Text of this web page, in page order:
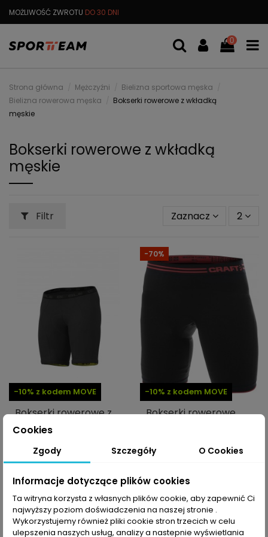
MOŻLIWOŚĆ ZWROTU DO 30 DNI
0
Strona główna Mężczyźni
Bielizna sportowa męska
Bielizna rowerowa męska
Bokserki rowerowe z wkładką
męskie
Bokserki rowerowe z wkładką
męskie
Filtr Zaznacz 2
-10% z kodem MOVE
Bokserki rowerowe z
wkładką męskie Alé
Cycling Off Road
Enduro Padded Liner
264,99 PLN
-10% z kodem MOVE
-70%
Bokserki rowerowe
57,00 PLN
189,99 PLN
Cookies
Zgody Szczegóły O Cookies
Informacje dotyczące plików cookies
Ta witryna korzysta z własnych plików cookie, aby zapewnić Ci
najwyższy poziom doświadczenia na naszej stronie .
Wykorzystujemy również pliki cookie stron trzecich w celu
ulepszenia naszych usług, analizy a nastepnie wyświetlania